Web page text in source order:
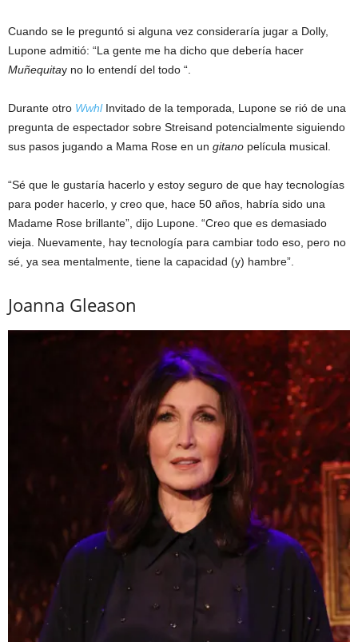
Cuando se le preguntó si alguna vez consideraría jugar a Dolly,
Lupone admitió: “La gente me ha dicho que debería hacer
Muñequitay no lo entendí del todo “.
Durante otro WwhlInvitado de la temporada, Lupone se rió de una
pregunta de espectador sobre Streisand potencialmente siguiendo
sus pasos jugando a Mama Rose en un gitano película musical.
“Sé que le gustaría hacerlo y estoy seguro de que hay tecnologías
para poder hacerlo, y creo que, hace 50 años, habría sido una
Madame Rose brillante”, dijo Lupone. “Creo que es demasiado
vieja. Nuevamente, hay tecnología para cambiar todo eso, pero no
sé, ya sea mentalmente, tiene la capacidad (y) hambre”.
Joanna Gleason